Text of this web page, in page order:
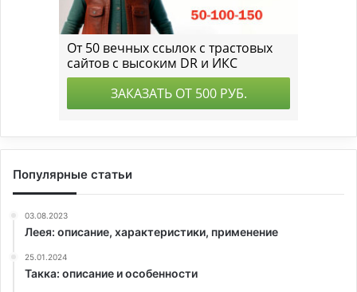
Популярные статьи
03.08.2023
Леея: описание, характеристики, применение
25.01.2024
Такка: описание и особенности